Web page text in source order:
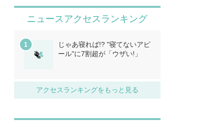
ニュースアクセスランキング
じゃあ寝れば!? "寝てないアピ
ール"に7割超が「ウザい!」
アクセスランキングをもっと見る